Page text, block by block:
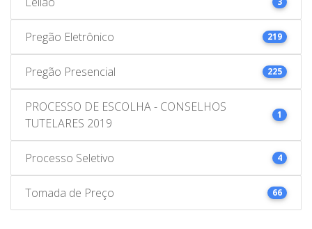
Pregão Eletrônico 219
Pregão Presencial 225
PROCESSO DE ESCOLHA - CONSELHOS
TUTELARES 2019
1
Processo Seletivo 4
Tomada de Preço 66